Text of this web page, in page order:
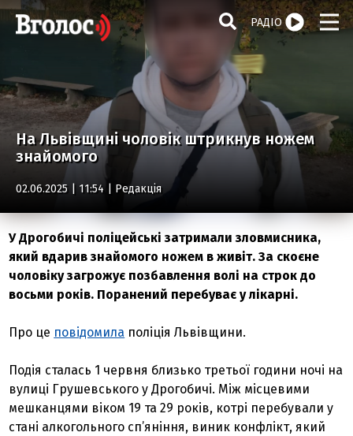
РАДІО
На Львівщині чоловік штрикнув ножем
знайомого
02.06.2025 | 11:54 | Редакція
У Дрогобичі поліцейські затримали зловмисника,
який вдарив знайомого ножем в живіт. За скоєне
чоловіку загрожує позбавлення волі на строк до
восьми років. Поранений перебуває у лікарні.
Про це повідомила поліція Львівщини.
Подія сталась 1 червня близько третьої години ночі на
вулиці Грушевського у Дрогобичі. Між місцевими
мешканцями віком 19 та 29 років, котрі перебували у
стані алкогольного сп’яніння, виник конфлікт, який